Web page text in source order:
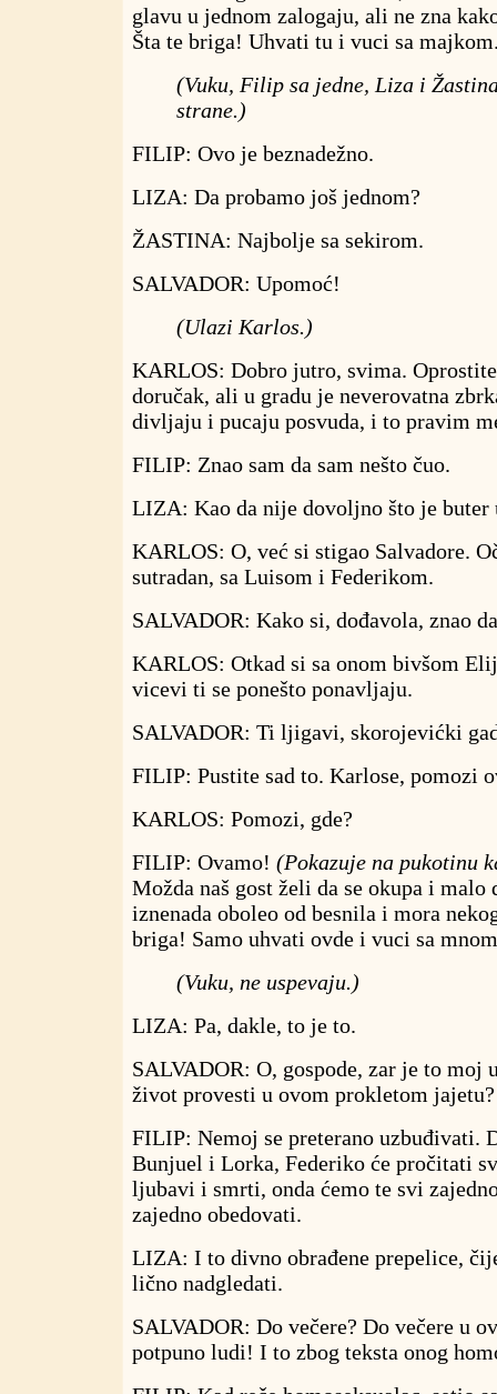
glavu u jednom zalogaju, ali ne zna
Šta te briga! Uhvati tu i vuci sa
(Vuku, Filip sa jedne, Liza i
strane.)
FILIP: Ovo je beznadežno.
LIZA: Da probamo još jednom?
ŽASTINA: Najbolje sa sekirom.
SALVADOR: Upomoć!
(Ulazi Karlos.)
KARLOS: Dobro jutro, svima.
doručak, ali u gradu je neverovatna
divljaju i pucaju posvuda, i to pravim
FILIP: Znao sam da sam nešto čuo.
LIZA: Kao da nije dovoljno što je buter
KARLOS: O, već si stigao Salvadore.
sutradan, sa Luisom i Federikom.
SALVADOR: Kako si, dođavola, znao
KARLOS: Otkad si sa onom bivšom
vicevi ti se ponešto ponavljaju.
SALVADOR: Ti ljigavi, skorojevićki
FILIP: Pustite sad to. Karlose, pomozi
KARLOS: Pomozi, gde?
FILIP: Ovamo! (Pokazuje na pukotinu
Možda naš gost želi da se okupa i malo
iznenada oboleo od besnila i mora
briga! Samo uhvati ovde i vuci sa
(Vuku, ne uspevaju.)
LIZA: Pa, dakle, to je to.
SALVADOR: O, gospode, zar je to moj
život provesti u ovom prokletom jajetu?
FILIP: Nemoj se preterano uzbuđivati.
Bunjuel i Lorka, Federiko će pročitati
ljubavi i smrti, onda ćemo te svi
zajedno obedovati.
LIZA: I to divno obrađene prepelice,
lično nadgledati.
SALVADOR: Do večere? Do večere u
potpuno ludi! I to zbog teksta onog